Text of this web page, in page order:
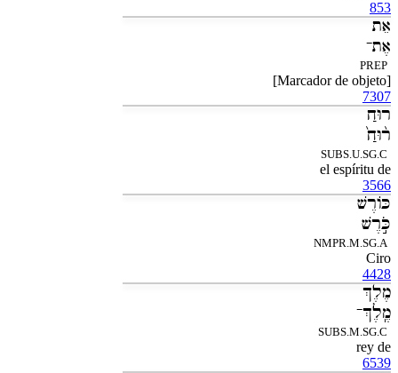
853
אֵת
אֶת־
PREP
[Marcador de objeto]
7307
רוּחַ
ר֨וּחַ֙
SUBS.U.SG.C
el espíritu de
3566
כֹּורֶשׁ
כֹּ֣רֶשׁ
NMPR.M.SG.A
Ciro
4428
מֶלֶךְ
מֶֽלֶךְ־
SUBS.M.SG.C
rey de
6539